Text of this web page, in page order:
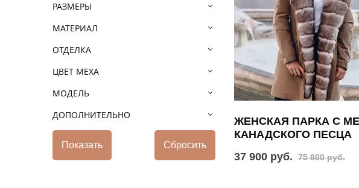
РАЗМЕРЫ
МАТЕРИАЛ
ОТДЕЛКА
ЦВЕТ МЕХА
МОДЕЛЬ
ДОПОЛНИТЕЛЬНО
ЖЕНСКАЯ ПАРКА С
КАНАДСКОГО ПЕСЦА
37 900 руб.
75 800 руб.